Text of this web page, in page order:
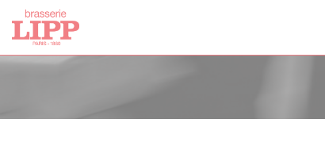
Painel de Gerenciamento de Cookies